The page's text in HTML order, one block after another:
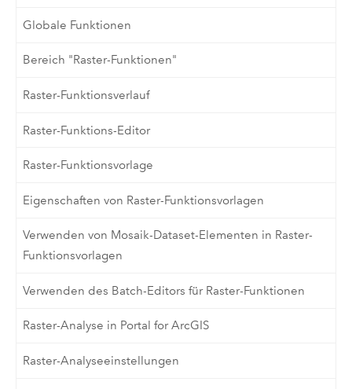
Globale Funktionen
Bereich "Raster-Funktionen"
Raster-Funktionsverlauf
Raster-Funktions-Editor
Raster-Funktionsvorlage
Eigenschaften von Raster-Funktionsvorlagen
Verwenden von Mosaik-Dataset-Elementen in Raster-
Funktionsvorlagen
Verwenden des Batch-Editors für Raster-Funktionen
Raster-Analyse in Portal for ArcGIS
Raster-Analyseeinstellungen